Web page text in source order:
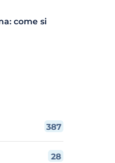
come si
387
28